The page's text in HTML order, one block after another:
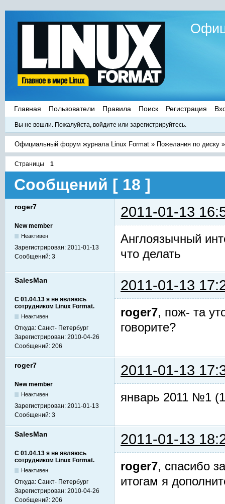
Главная Пользователи Правила Поиск Регистрация
Вы не вошли. Пожалуйста, войдите или зарегистрируйтесь.
Официальный форум журнала Linux Format » Пожелания по диску
Страницы 1
Сообщений [ 18 ]
roger7 2011-01-13
New member
Неактивен
Зарегистрирован: 2011-01-13
Сообщений: 3
Англоязычный
что делать
SalesMan 2011-01-13
С 01.04.13 я не являюсь
сотрудником Linux Format.
Неактивен
Откуда: Санкт- Петербург
Зарегистрирован: 2010-04-26
Сообщений: 206
roger7, пож- та
говорите?
roger7 2011-01-13
New member
Неактивен
Зарегистрирован: 2011-01-13
Сообщений: 3
январь 2011 №1
SalesMan 2011-01-13
С 01.04.13 я не являюсь
сотрудником Linux Format.
Неактивен
Откуда: Санкт- Петербург
Зарегистрирован: 2010-04-26
Сообщений: 206
roger7, спасибо
итогам я